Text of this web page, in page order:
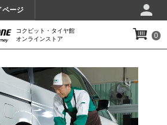
ページ
コクピット・タイヤ館
オンラインストア
0